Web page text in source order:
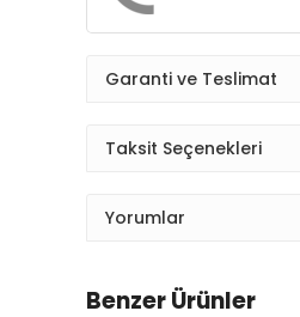
Garanti ve Teslimat
Taksit Seçenekleri
Yorumlar
Benzer Ürünler